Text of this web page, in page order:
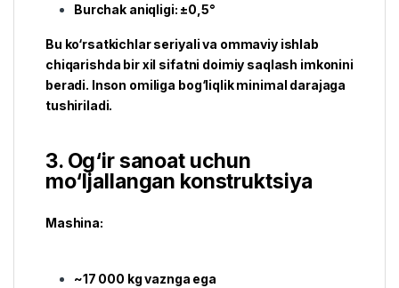
Burchak aniqligi: ±0,5°
Bu ko‘rsatkichlar seriyali va ommaviy ishlab
chiqarishda bir xil sifatni doimiy saqlash imkonini
beradi. Inson omiliga bog‘liqlik minimal darajaga
tushiriladi.
3. Og‘ir sanoat uchun
mo‘ljallangan konstruktsiya
Mashina:
~17 000 kg vaznga ega